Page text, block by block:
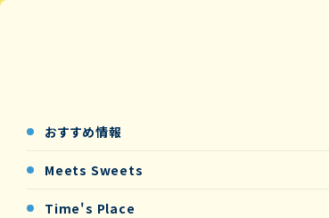
おすすめ情報
Meets Sweets
Time's Place